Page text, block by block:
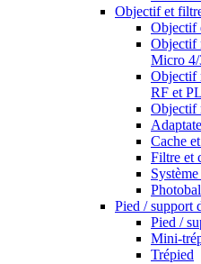
Objectif et
Objectif
Objectif
Micro
Objectif
RF et PL
Objectif
Cache
Filtre et
Pied / support
Pied /
Mini-
Trépied